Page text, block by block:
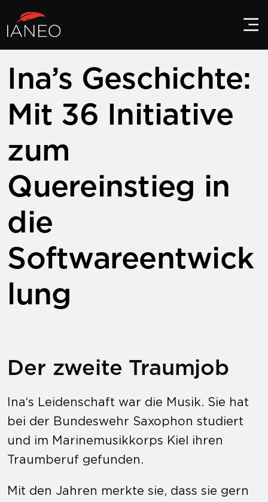
Ina’s Geschichte:
Mit 36 Initiative
zum
Quereinstieg in
die
Softwareentwick
lung
Der zweite Traumjob
Ina‘s Leidenschaft war die Musik. Sie hat
bei der Bundeswehr Saxophon studiert
und im Marinemusikkorps Kiel ihren
Traumberuf gefunden.
Mit den Jahren merkte sie, dass sie gern